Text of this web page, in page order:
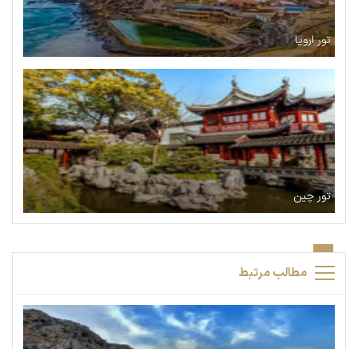
تور اروپا
تور چین
مطالب مرتبط